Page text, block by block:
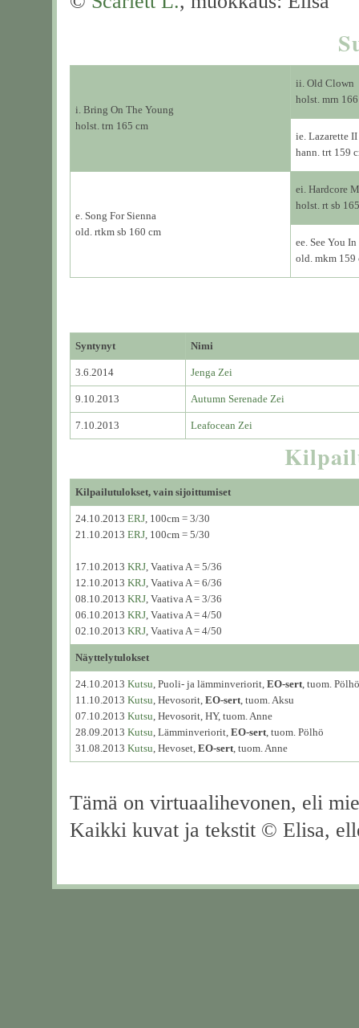
i. Bring On The Young
holst. trn 165 cm
ii. Old Clown
holst. mrn
ie. Lazarette II
hann. trt 159
e. Song For Sienna
old. rtkm sb 160 cm
ei. Hardcore
holst. rt sb
ee. See You
old. mkm 159
Syntynyt Nimi
3.6.2014 Jenga Zei
9.10.2013 Autumn Serenade Zei
7.10.2013 Leafocean Zei
Kilpailutulokset, vain sijoittumiset
24.10.2013 ERJ, 100cm = 3/30
21.10.2013 ERJ, 100cm = 5/30
17.10.2013 KRJ, Vaativa A = 5/36
12.10.2013 KRJ, Vaativa A = 6/36
08.10.2013 KRJ, Vaativa A = 3/36
06.10.2013 KRJ, Vaativa A = 4/50
02.10.2013 KRJ, Vaativa A = 4/50
Näyttelytulokset
24.10.2013 Kutsu, Puoli- ja lämminveriorit, EO-sert, tuom. Pölhö
11.10.2013 Kutsu, Hevosorit, EO-sert, tuom. Aksu
07.10.2013 Kutsu, Hevosorit, HY, tuom. Anne
28.09.2013 Kutsu, Lämminveriorit, EO-sert, tuom. Pölhö
31.08.2013 Kutsu, Hevoset, EO-sert, tuom. Anne
Tämä on virtuaalihevonen, eli
Kaikki kuvat ja tekstit © Elisa,